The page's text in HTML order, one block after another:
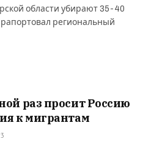
области убирают 35-40
региональный
раз просит Россию
к мигрантам